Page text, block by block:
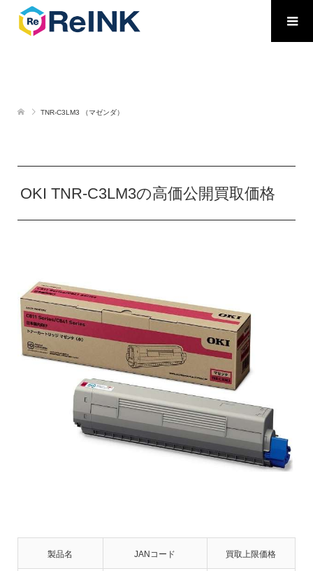
TNR-C3LM3 （マゼンダ）
OKI TNR-C3LM3の高価公開買取価格
製品名 JANコード 買取上限価格